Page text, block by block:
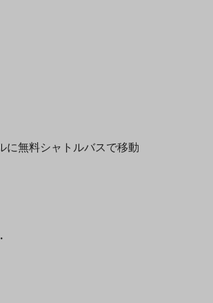
に無料シャトルバスで移動